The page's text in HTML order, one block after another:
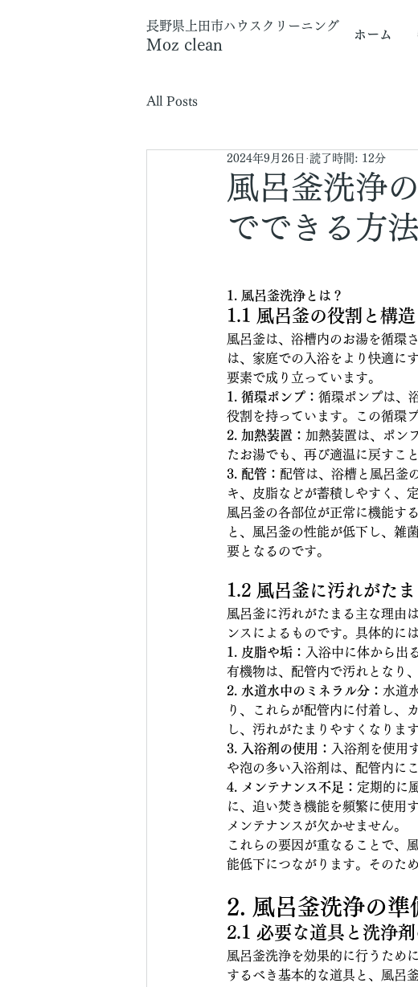
長野県上田市ハウスクリーニング
Moz clean
ホーム
All Posts
風呂釜洗浄
でできる方
2024年9月26日 読了時間: 12分
1. 風呂釜洗浄とは？
1.1 風呂釜の役割と構造
風呂釜は、浴槽内のお湯を循環
は、家庭での入浴をより快適に
要素で成り立っています。
1. 循環ポンプ： 循環ポンプは、
役割を持っています。この循環
2. 加熱装置： 加熱装置は、ポン
たお湯でも、再び適温に戻すこ
3. 配管： 配管は、浴槽と風呂釜
キ、皮脂などが蓄積しやすく、
風呂釜の各部位が正常に機能す
と、風呂釜の性能が低下し、雑
要となるのです。
1.2 風呂釜に汚れがた
風呂釜に汚れがたまる主な理由
ンスによるものです。具体的に
1. 皮脂や垢：
入浴中に体から出
有機物は、配管内で汚れとなり
2. 水道水中のミネラル分： 水道
り、これらが配管内に付着し、
し、汚れがたまりやすくなります
3. 入浴剤の使用：
入浴剤を使用
や泡の多い入浴剤は、配管内に
4. メンテナンス不足： 定期的に
に、追い焚き機能を頻繁に使用
メンテナンスが欠かせません。
これらの要因が重なることで、
能低下につながります。そのため
2. 風呂釜洗浄の準
2.1 必要な道具と洗浄
風呂釜洗浄を効果的に行うため
するべき基本的な道具と、風呂